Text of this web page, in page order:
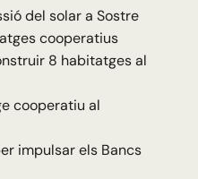
del solar a Sostre
cooperatius
8 habitatges al
cooperatiu al
impulsar els Bancs